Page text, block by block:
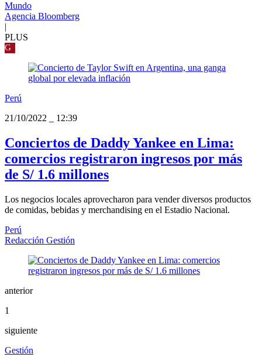
Mundo
Agencia Bloomberg
|
PLUS
G
Perú
21/10/2022
12:39
Conciertos de Daddy Yankee en Lima:
comercios registraron ingresos por más
de S/ 1.6 millones
Los negocios locales aprovecharon para vender diversos productos
de comidas, bebidas y merchandising en el Estadio Nacional.
Perú
Redacción Gestión
anterior
1
siguiente
Gestión